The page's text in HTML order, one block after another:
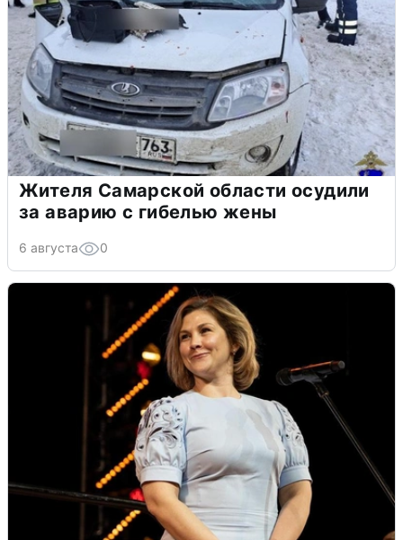
Жителя Самарской области осудили
за аварию с гибелью жены
6 августа 0